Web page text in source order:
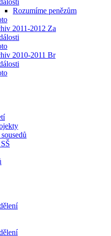
Rozumíme penězům
2011-2012 Za
2010-2011 Br